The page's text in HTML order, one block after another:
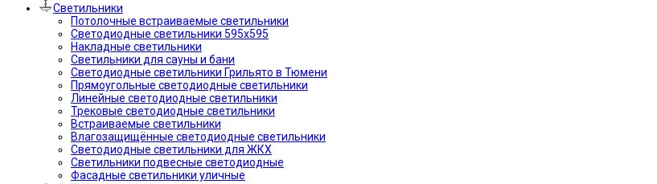
Светильники
Потолочные встраиваемые светильники
Светодиодные светильники 595х595
Накладные светильники
Светильники для сауны и бани
Светодиодные светильники Грильято в Тюмени
Прямоугольные светодиодные светильники
Линейные светодиодные светильники
Трековые светодиодные светильники
Встраиваемые светильники
Влагозащищённые светодиодные светильники
Светодиодные светильники для ЖКХ
Светильники подвесные светодиодные
Фасадные светильники уличные